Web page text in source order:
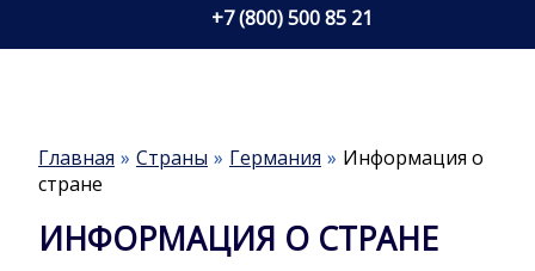
+7 (800) 500 85 21
Главная Страны Германия
Информация о
стране
ИНФОРМАЦИЯ О СТРАНЕ